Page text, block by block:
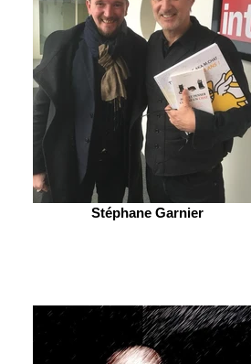
Stéphane Garnier